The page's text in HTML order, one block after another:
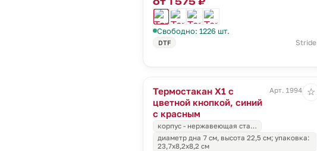
Свободно: 1226 шт.
DTF Stride
Термостакан X1 с
цветной кнопкой, синий
с красным
Арт. 19941.45
корпус - нержавеющая ста…
диаметр дна 7 см, высота 22,5 см; упаковка:
23,7х8,2х8,2 см
☆